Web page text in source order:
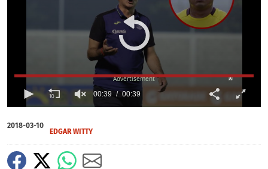
of
39
00:39 00:39
X
2018-03-10
EDGAR WITTY